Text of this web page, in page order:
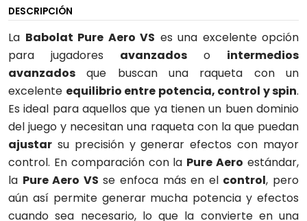
DESCRIPCIÓN
La Babolat Pure Aero VS es una excelente opción
para jugadores avanzados o intermedios
avanzados que buscan una raqueta con un
excelente equilibrio entre potencia, control y spin.
Es ideal para aquellos que ya tienen un buen dominio
del juego y necesitan una raqueta con la que puedan
ajustar su precisión y generar efectos con mayor
control. En comparación con la Pure Aero estándar,
la Pure Aero VS se enfoca más en el control, pero
aún así permite generar mucha potencia y efectos
cuando sea necesario, lo que la convierte en una